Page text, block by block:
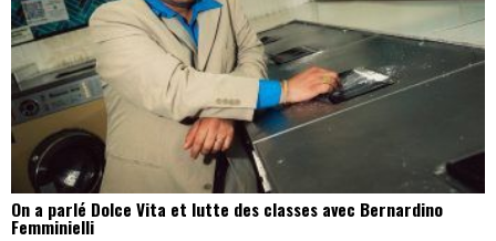
On a parlé Dolce Vita et lutte des classes avec Bernardino
Femminielli